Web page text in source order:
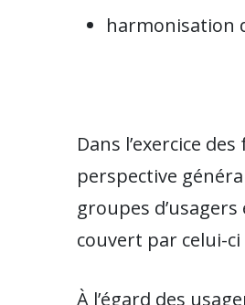
harmonisation
Dans l’exercice
perspective
groupes
couvert par celui-ci
À l’égard des